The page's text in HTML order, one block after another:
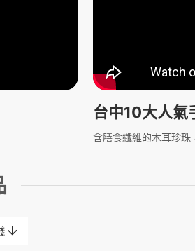
台中10大人氣
過必喝的手搖
含膳食纖維的木耳珍珠